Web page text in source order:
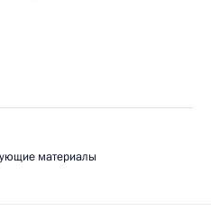
материалы